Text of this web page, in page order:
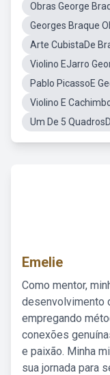
Obras George
Georges Braque
Arte CubistaDe
Violino EJarro
Pablo PicassoE
Violino E
Um De 5
Emelie
Como mentor,
desenvolvimento
empregando
conexões
e paixão. Minha
sua jornada para